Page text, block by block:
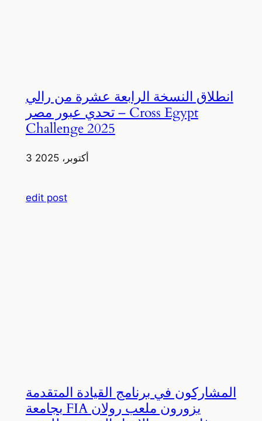
انطلاق النسخة الرابعة عشرة من رالي
تحدي عبور مصر – Cross Egypt
Challenge 2025
3 أكتوبر، 2025
edit post
المشاركون في برنامج القيادة المتقدمة
بجامعة FIA يزورون ملعب رولان